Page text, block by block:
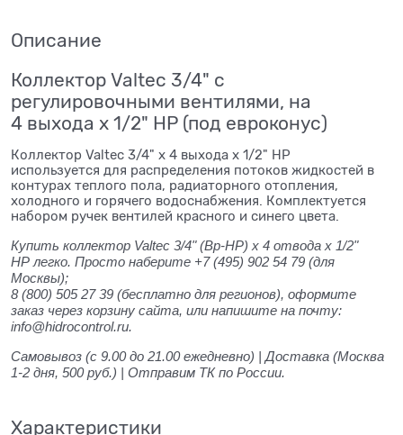
Описание
Коллектор Valtec 3/4" с
регулировочными вентилями, на
4 выхода х 1/2" НР (под евроконус)
Коллектор Valtec 3/4" х 4 выхода х 1/2" НР
используется для распределения потоков жидкостей в
контурах теплого пола, радиаторного отопления,
холодного и горячего водоснабжения. Комплектуется
набором ручек вентилей красного и синего цвета.
Купить коллектор Valtec 3/4" (Вр-НР) х 4 отвода х 1/2"
НР легко. Просто наберите +7 (495) 902 54 79 (для
Москвы);
8 (800) 505 27 39 (бесплатно для регионов), оформите
заказ через корзину сайта, или напишите на почту:
info@hidrocontrol.ru.
Самовывоз (с 9.00 до 21.00 ежедневно) | Доставка (Москва
1-2 дня, 500 руб.) | Отправим ТК по России.
Характеристики